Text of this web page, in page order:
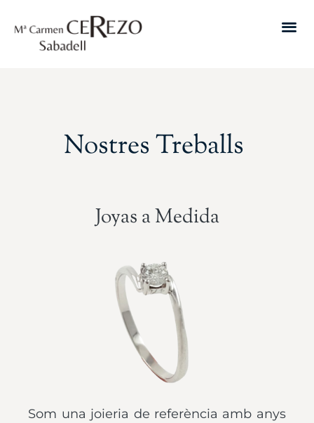
Nostres Treballs
Joyas a Medida
Som una joieria de referència amb anys